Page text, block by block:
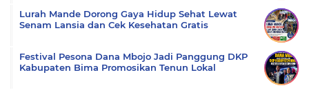
Lurah Mande Dorong Gaya Hidup Sehat Lewat
Senam Lansia dan Cek Kesehatan Gratis
Festival Pesona Dana Mbojo Jadi Panggung DKP
Kabupaten Bima Promosikan Tenun Lokal